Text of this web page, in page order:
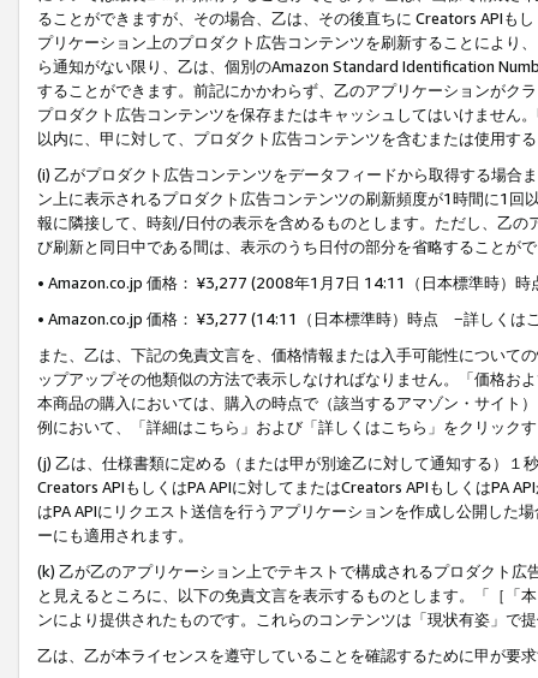
ることができますが、その場合、乙は、その後直ちに Creators APIも
プリケーション上のプロダクト広告コンテンツを刷新することにより
ら通知がない限り、乙は、個別のAmazon Standard Identification
することができます。前記にかかわらず、乙のアプリケーションがク
プロダクト広告コンテンツを保存またはキャッシュしてはいけません
以内に、甲に対して、プロダクト広告コンテンツを含むまたは使用す
(i) 乙がプロダクト広告コンテンツをデータフィードから取得する場合
ン上に表示されるプロダクト広告コンテンツの刷新頻度が1時間に1
報に隣接して、時刻/日付の表示を含めるものとします。ただし、乙
び刷新と同日中である間は、表示のうち日付の部分を省略することが
• Amazon.co.jp 価格： ¥3,277 (2008年1月7日 14:11（日本標準時）
• Amazon.co.jp 価格： ¥3,277 (14:11（日本標準時）時点 −詳しくは
また、乙は、下記の免責文言を、価格情報または入手可能性について
ップアップその他類似の方法で表示しなければなりません。「価格
本商品の購入においては、購入の時点で（該当するアマゾン・サイト
例において、「詳細はこちら」および「詳しくはこちら」をクリック
(j) 乙は、仕様書類に定める（または甲が別途乙に対して通知する）
Creators APIもしくはPA APIに対してまたはCreators APIもしくはPA
はPA APIにリクエスト送信を行うアプリケーションを作成し公開した
ーにも適用されます。
(k) 乙が乙のアプリケーション上でテキストで構成されるプロダクト
と見えるところに、以下の免責文言を表示するものとします。「［「
ンにより提供されたものです。これらのコンテンツは「現状有姿」で
乙は、乙が本ライセンスを遵守していることを確認するために甲が要